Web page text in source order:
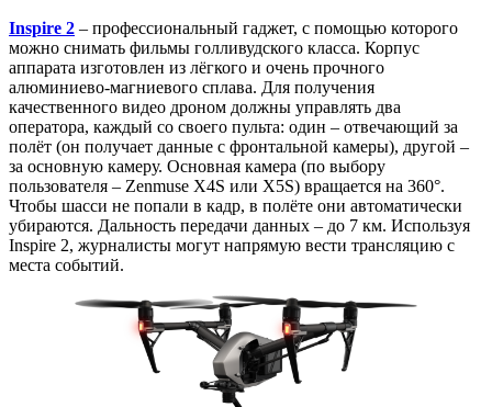
Inspire 2 – профессиональный гаджет, с помощью которого
можно снимать фильмы голливудского класса. Корпус
аппарата изготовлен из лёгкого и очень прочного
алюминиево-магниевого сплава. Для получения
качественного видео дроном должны управлять два
оператора, каждый со своего пульта: один – отвечающий за
полёт (он получает данные с фронтальной камеры), другой –
за основную камеру. Основная камера (по выбору
пользователя – Zenmuse X4S или X5S) вращается на 360°.
Чтобы шасси не попали в кадр, в полёте они автоматически
убираются. Дальность передачи данных – до 7 км. Используя
Inspire 2, журналисты могут напрямую вести трансляцию с
места событий.